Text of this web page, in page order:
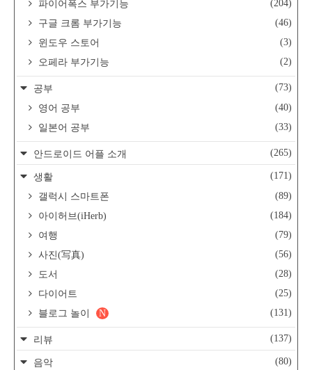
파이어폭스 부가기능
(204)
구글 크롬 부가기능
(46)
윈도우 스토어
(3)
오페라 부가기능
(2)
공부
(73)
영어 공부
(40)
일본어 공부
(33)
안드로이드 어플 소개 (265)
생활
(171)
갤럭시 스마트폰
(89)
아이허브(iHerb)
(184)
여행
(79)
사진(写真)
(56)
도서
(28)
다이어트
(25)
블로그 놀이
(131)
N
리뷰 (137)
음악
(80)